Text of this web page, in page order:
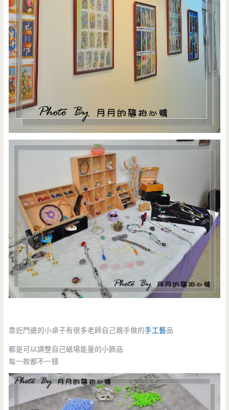
靠近門邊的小桌子有很多老師自己親手做的手工藝品
都是可以調整自己磁場能量的小飾品
每一款都不一樣